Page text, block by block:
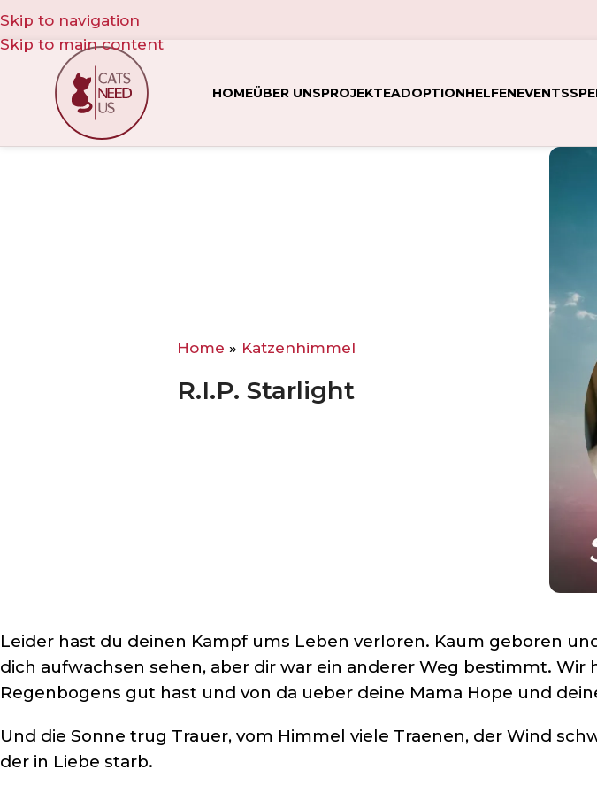
Skip to navigation
Skip to main content
HOMEÜBER UNSPROJEKTEADOPTIONHELFENEVENTS
Home » Katzenhimmel
R.I.P. Starlight
Leider hast du deinen Kampf ums Leben verloren. Kaum geboren
dich aufwachsen sehen, aber dir war ein anderer Weg bestimmt. Wir
Regenbogens gut hast und von da ueber deine Mama Hope und
Und die Sonne trug Trauer, vom Himmel viele Traenen, der Wind
der in Liebe starb.